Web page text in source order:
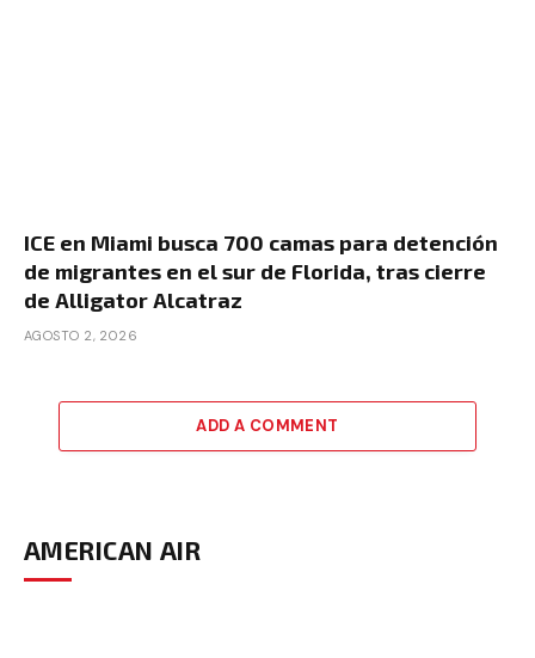
ICE en Miami busca 700 camas para detención
de migrantes en el sur de Florida, tras cierre
de Alligator Alcatraz
AGOSTO 2, 2026
ADD A COMMENT
AMERICAN AIR